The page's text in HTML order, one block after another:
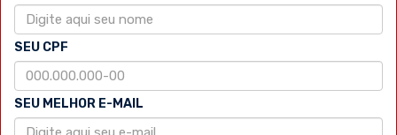
SEU CPF
SEU MELHOR E-MAIL